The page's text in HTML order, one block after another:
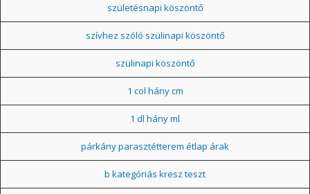
születésnapi köszöntő
szívhez szóló szülinapi köszöntő
szülinapi köszöntő
1 col hány cm
1 dl hány ml
párkány parasztétterem étlap árak
b kategóriás kresz teszt